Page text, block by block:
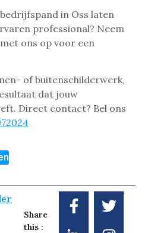
in Oss laten
professional? Neem
ons op voor een
of buitenschilderwerk,
dat jouw
Direct contact? Bel ons
Share
this :